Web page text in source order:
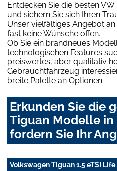
Entdecken Sie die besten
und sichern Sie sich Ihren
Unser vielfältiges Angebot
fast keine Wünsche offen.
Ob Sie ein brandneues
technologischen Features
preiswertes, aber qualitativ
Gebrauchtfahrzeug
breite Palette an Optionen.
Erkunden Sie die
Tiguan Modelle in
fordern Sie Ihr
Volkswagen Tiguan 1.5 eTSI Life